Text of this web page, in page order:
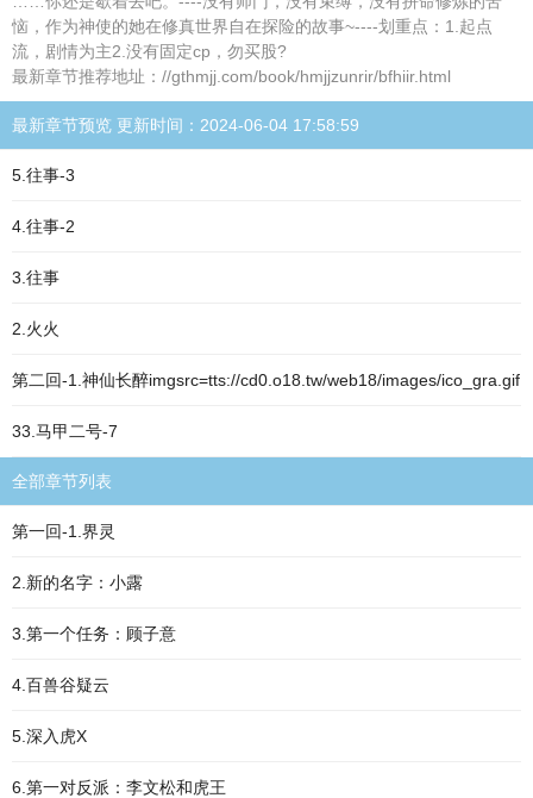
恼，作为神使的她在修真世界自在探险的故事~----划重点：1.起点
流，剧情为主2.没有固定cp，勿买股?
最新章节推荐地址：//gthmjj.com/book/hmjjzunrir/bfhiir.html
最新章节预览 更新时间：2024-06-04 17:58:59
5.往事-3
4.往事-2
3.往事
2.火火
第二回-1.神仙长醉imgsrc=tts://cd0.o18.tw/web18/images/ico_gra.gif
33.马甲二号-7
全部章节列表
第一回-1.界灵
2.新的名字：小露
3.第一个任务：顾子意
4.百兽谷疑云
5.深入虎X
6.第一对反派：李文松和虎王